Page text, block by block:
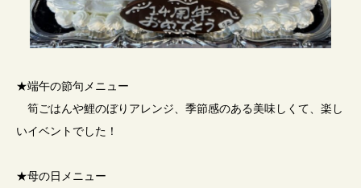
★端午の節句メニュー
筍ごはんや鯉のぼりアレンジ、季節感のある美味しくて、楽し
いイベントでした！
★母の日メニュー